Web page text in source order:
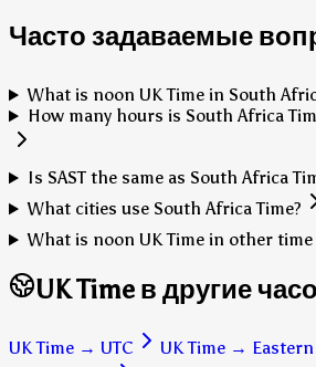
Часто задаваемые
What is noon UK Time in South
How many hours is South Africa
Is SAST the same as South Africa
What cities use South Africa Time?
What is noon UK Time in other time
UK Time в другие
UK Time → UTC UK Time →